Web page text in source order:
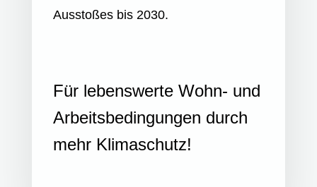
Ausstoßes bis 2030.
Für lebenswerte Wohn- und
Arbeitsbedingungen durch
mehr Klimaschutz!